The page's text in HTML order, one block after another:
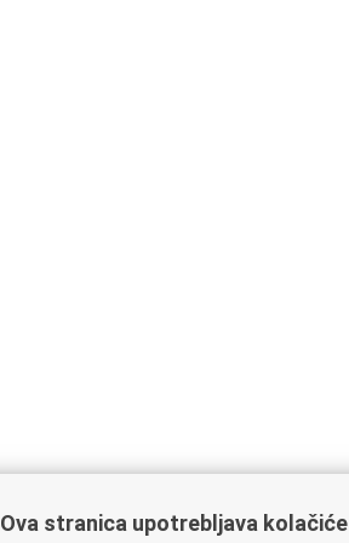
Ova stranica upotrebljava kolačiće